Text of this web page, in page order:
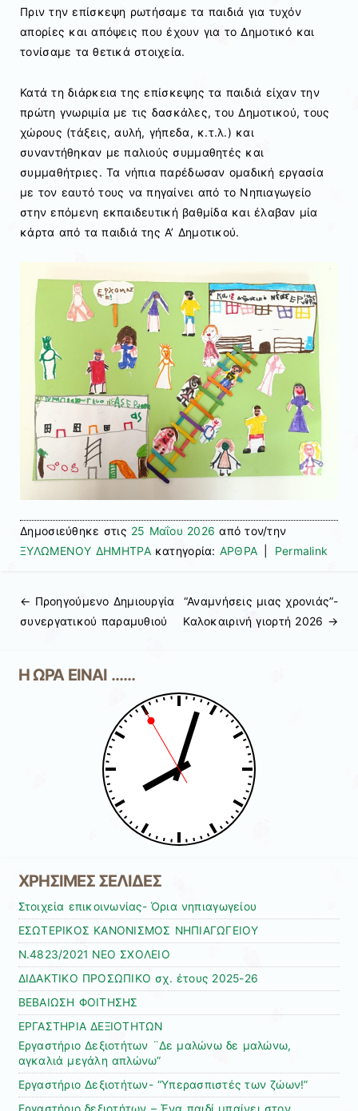
Πριν την επίσκεψη ρωτήσαμε τα παιδιά για τυχόν
απορίες και απόψεις που έχουν για το Δημοτικό και
τονίσαμε τα θετικά στοιχεία.
Κατά τη διάρκεια της επίσκεψης τα παιδιά είχαν την
πρώτη γνωριμία με τις δασκάλες, του Δημοτικού, τους
χώρους (τάξεις, αυλή, γήπεδα, κ.τ.λ.) και
συναντήθηκαν με παλιούς συμμαθητές και
συμμαθήτριες. Τα νήπια παρέδωσαν ομαδική εργασία
με τον εαυτό τους να πηγαίνει από το Νηπιαγωγείο
στην επόμενη εκπαιδευτική βαθμίδα και έλαβαν μία
κάρτα από τα παιδιά της Α’ Δημοτικού.
Δημοσιεύθηκε στις 25 Μαΐου 2026 από τον/την
ΞΥΛΩΜΕΝΟΥ ΔΗΜΗΤΡΑκατηγορία: ΑΡΘΡΑ Permalink
Πλοήγηση άρθρων
← Προηγούμενo Δημιουργία
συνεργατικού παραμυθιού
“Αναμνήσεις μιας χρονιάς”-
Καλοκαιρινή γιορτή 2026 →
Η ΩΡΑ ΕΙΝΑΙ ……
ΧΡΗΣΙΜΕΣ ΣΕΛΙΔΕΣ
Στοιχεία επικοινωνίας- Όρια νηπιαγωγείου
ΕΣΩΤΕΡΙΚΟΣ ΚΑΝΟΝΙΣΜΟΣ ΝΗΠΙΑΓΩΓΕΙΟΥ
Ν.4823/2021 ΝΕΟ ΣΧΟΛΕΙΟ
ΔΙΔΑΚΤΙΚΟ ΠΡΟΣΩΠΙΚΟ σχ. έτους 2025-26
ΒΕΒΑΙΩΣΗ ΦΟΙΤΗΣΗΣ
ΕΡΓΑΣΤΗΡΙΑ ΔΕΞΙΟΤΗΤΩΝ
Εργαστήριο Δεξιοτήτων ¨Δε μαλώνω δε μαλώνω,
αγκαλιά μεγάλη απλώνω”
Εργαστήριο Δεξιοτήτων- “Υπερασπιστές των ζώων!”